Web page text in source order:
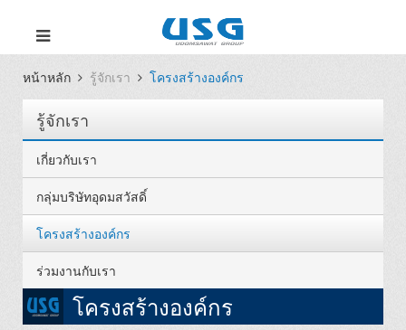
หน้าหลัก รู้จักเรา โครงสร้างองค์กร
รู้จักเรา
เกี่ยวกับเรา
กลุ่มบริษัทอุดมสวัสดิ์
โครงสร้างองค์กร
ร่วมงานกับเรา
โครงสร้างองค์กร